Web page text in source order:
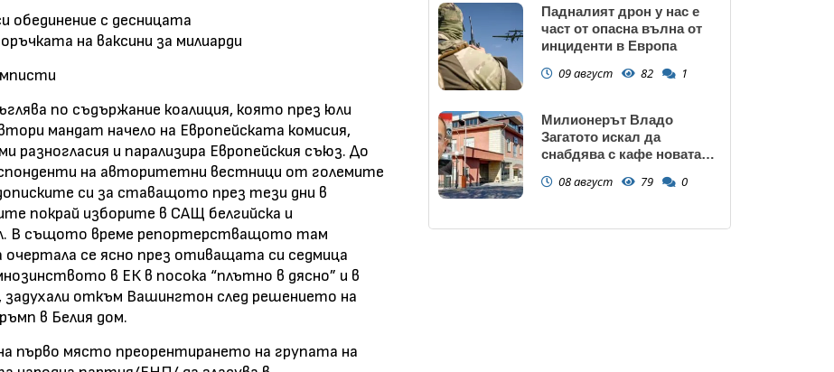
с десницата
на ваксини за милиарди
по съдържание коалиция, която през юли
мандат начело на Европейската комисия,
разногласия и парализира Европейския съюз. До
на авторитетни вестници от големите
си за ставащото през тези дни в
покрай изборите в САЩ белгийска и
В същото време репортерстващото там
се ясно през отиващата си седмица
в ЕК в посока “плътно в дясно” и в
откъм Вашингтон след решението на
в Белия дом.
първо място преорентирането на групата на
Падналият дрон у нас е
част от опасна вълна от
инциденти в Европа
09 август 82 1
Милионерът Владо
Загатото искал да
снабдява с кафе новата
08 август 79 0